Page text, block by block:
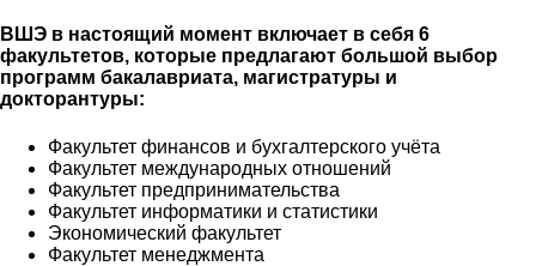
ВШЭ в настоящий момент включает в себя 6
факультетов, которые предлагают большой выбор
программ бакалавриата, магистратуры и
докторантуры:
Факультет финансов и бухгалтерского учёта
Факультет международных отношений
Факультет предпринимательства
Факультет информатики и статистики
Экономический факультет
Факультет менеджмента